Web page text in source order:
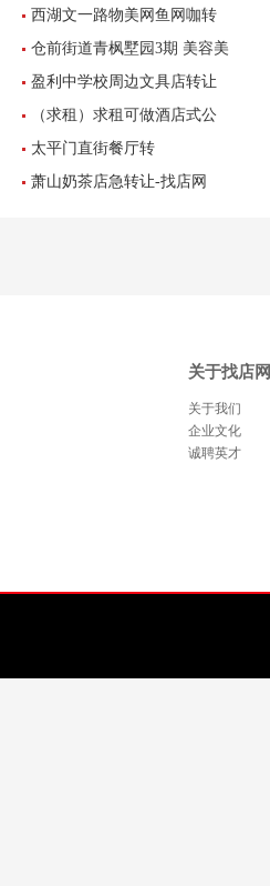
西湖文一路物美网鱼网咖转
让-找店网重点推荐
仓前街道青枫墅园3期 美容美
发
盈利中学校周边文具店转让
（求租）求租可做酒店式公
寓物业
太平门直街餐厅转
萧山奶茶店急转让-找店网
关于找店网
关于我们
企业文化
诚聘英才